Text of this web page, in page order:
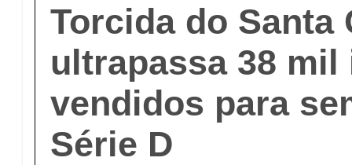
Torcida do Santa
ultrapassa 38
vendidos para
Série D